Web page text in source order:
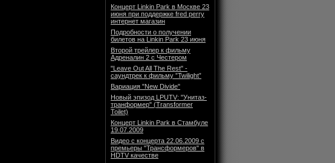
Концерт Linkin Park в Москве 23
июня при поддержке fred perry
интернет магазин
Подробности о получении
билетов на Linkin Park 23 июня
Второй трейлер к фильму
Адреналин 2 с Честером
"Leave Out All The Rest" -
саундтрек к фильму ”Twilight”
Вариация "New Divide"
Новый эпизод LPUTV: "Унитаз-
транформер" (Transformer
Toilet)
Концерт Linkin Park в Стамбуле
19.07.2009
Видео с концерта 22.06.2009 с
премьеры "Трансформеров" в
HDTV качестве